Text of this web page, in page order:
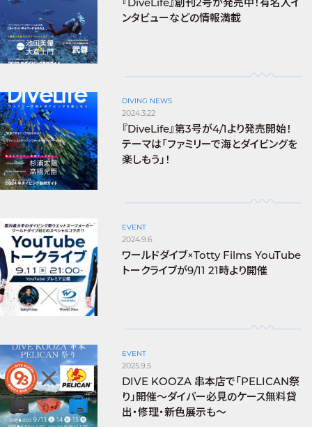
『DiveLife』創刊2号が発売中！有名人イ
ンタビューなどの情報満載
DIVING NEWS
2024.3.22
『DiveLife』第3号が4/1より発売開始！
テーマは「ファミリーで海とダイビングを
楽しもう」！
EVENT
2024.9.6
ワールドダイブ×Totty Films YouTube
トークライブが9/11 21時より開催
EVENT
2025.9.5
DIVE KOOZA 串本店で「PELICAN祭
り」開催～ダイバー必見のケース無料貸
出・修理・新色展示も～